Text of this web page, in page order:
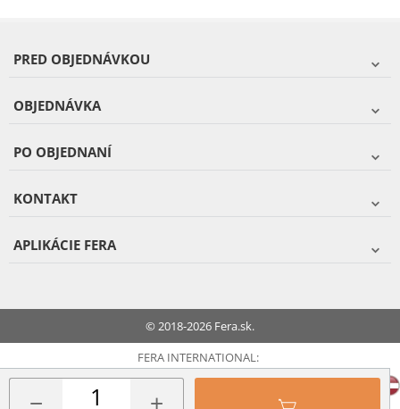
− +
PRED OBJEDNÁVKOU
OBJEDNÁVKA
PO OBJEDNANÍ
KONTAKT
APLIKÁCIE FERA
© 2018-2026 Fera.sk.
FERA INTERNATIONAL: